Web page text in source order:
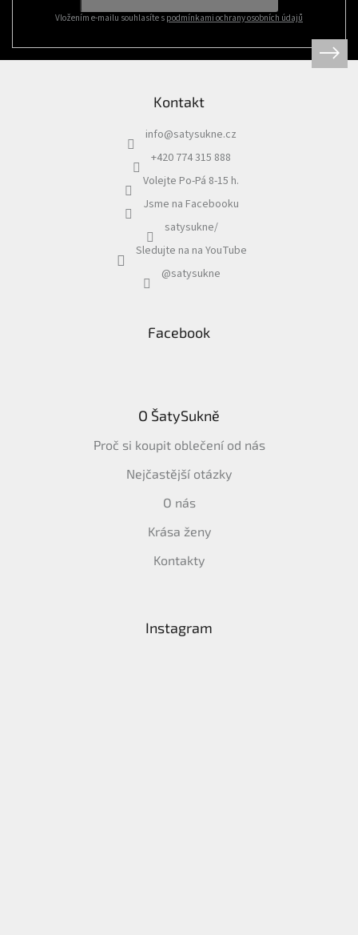
Vložením e-mailu souhlasíte s podmínkami ochrany osobních údajů
Kontakt
info@satysukne.cz
+420 774 315 888
Volejte Po-Pá 8-15 h.
Jsme na Facebooku
satysukne/
Sledujte na na YouTube
@satysukne
Facebook
O ŠatySukně
Proč si koupit oblečení od nás
Nejčastější otázky
O nás
Krása ženy
Kontakty
Instagram